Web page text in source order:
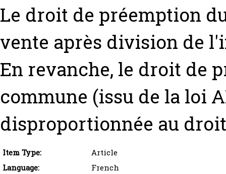
Le droit de préemption
vente après division de
En revanche, le droit de
commune (issu de la loi
disproportionnée au
Item Type:
Article
Language:
French